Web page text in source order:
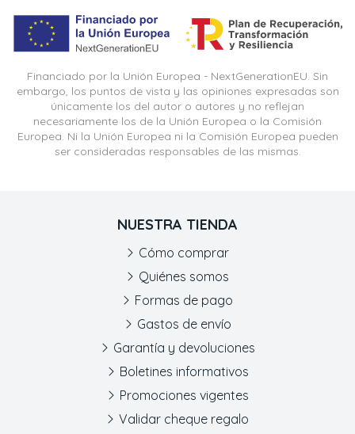
Financiado por la Unión Europea - NextGenerationEU. Sin
embargo, los puntos de vista y las opiniones expresadas son
únicamente los del autor o autores y no reflejan
necesariamente los de la Unión Europea o la Comisión
Europea. Ni la Unión Europea ni la Comisión Europea pueden
ser consideradas responsables de las mismas.
NUESTRA TIENDA
Cómo comprar
Quiénes somos
Formas de pago
Gastos de envío
Garantía y devoluciones
Boletines informativos
Promociones vigentes
Validar cheque regalo